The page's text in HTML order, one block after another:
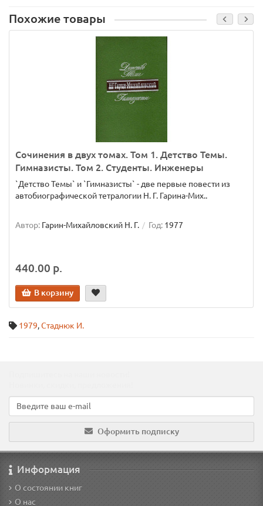
Похожие товары
Сочинения в двух томах. Том 1. Детство Темы.
Гимназисты. Том 2. Студенты. Инженеры
`Детство Темы` и `Гимназисты` - две первые повести из
автобиографической тетралогии Н. Г. Гарина-Мих..
Автор: Гарин-Михайловский Н. Г. Год: 1977
440.00 р.
В корзину
1979,Стаднюк И.
Оформить подписку
Информация
О состоянии книг
О нас